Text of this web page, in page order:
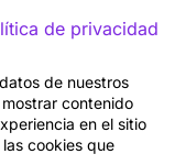
de privacidad
de nuestros
contenido
en el sitio
cookies que